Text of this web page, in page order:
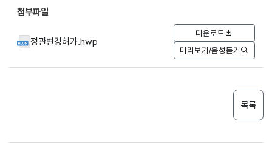
첨부파일
정관변경허가.hwp
다운로드
미리보기/음성듣기
목록